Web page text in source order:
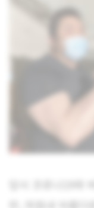
당시 코로나19와
만, 마침내 아름